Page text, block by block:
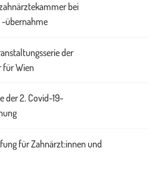
bei
-übernahme
der
für Wien
der 2. Covid-19-
für Zahnärzt:innen und